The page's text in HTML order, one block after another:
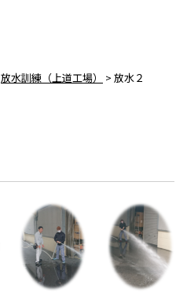
放水訓練（上道工場） > 放水２